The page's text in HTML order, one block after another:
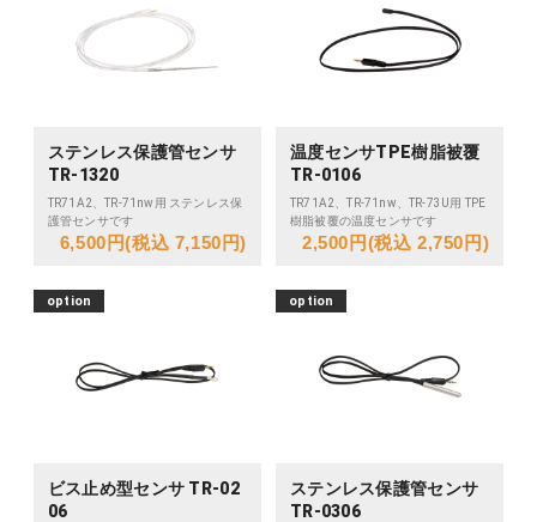
ステンレス保護管センサ
TR-1320
TR71A2、TR-71nw用 ステンレス保
護管センサです
6,500円(税込 7,150円)
温度センサTPE樹脂被覆
TR-0106
TR71A2、TR-71nw、TR-73U用 TPE
樹脂被覆の温度センサです
2,500円(税込 2,750円)
option
ビス止め型センサ TR-02
06
option
ステンレス保護管センサ
TR-0306